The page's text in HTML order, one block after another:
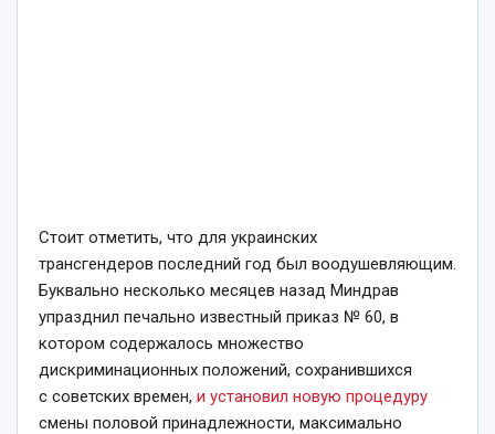
Стоит отметить, что для украинских
трансгендеров последний год был воодушевляющим.
Буквально несколько месяцев назад Миндрав
упразднил печально известный приказ № 60, в
котором содержалось множество
дискриминационных положений, сохранившихся
с советских времен, и установил новую процедуру
смены половой принадлежности, максимально